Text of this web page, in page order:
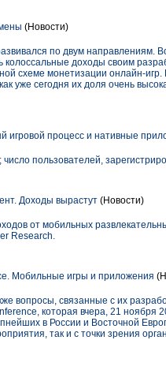
(Новости)
по двум направлениям.
доходы своим
схеме монетизации онлайн-
уже сегодня их доля очень
игровой процесс и нативные
пользователей,
Доходы вырастут (Новости)
от мобильных
Research.
Мобильные игры и приложения
вопросы, связанные с их
которая вчера, 21 ноября
в России и Восточной
так и с точки зрения